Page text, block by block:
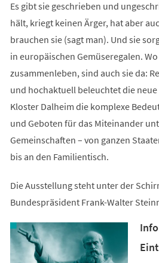
Es gibt sie geschrieben und
hält, kriegt keinen Ärger, hat aber
brauchen sie (sagt man). Und sie
in europäischen Gemüseregalen.
zusammenleben, sind auch sie da:
und hochaktuell beleuchtet die
Kloster Dalheim die komplexe
und Geboten für das Miteinander
Gemeinschaften – von ganzen
bis an den Familientisch.
Die Ausstellung steht unter der
Bundespräsident Frank-Walter